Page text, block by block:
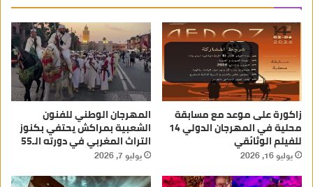
زاكورة على موعد مع مسابقة
محلية في المهرجان الدولي 14
للفيلم الوثائقي
يوليو 16, 2026
المهرجان الوطني للفنون
الشعبية بمراكش يحتفي بكنوز
التراث المغربي في دورته الـ55
يوليو 7, 2026